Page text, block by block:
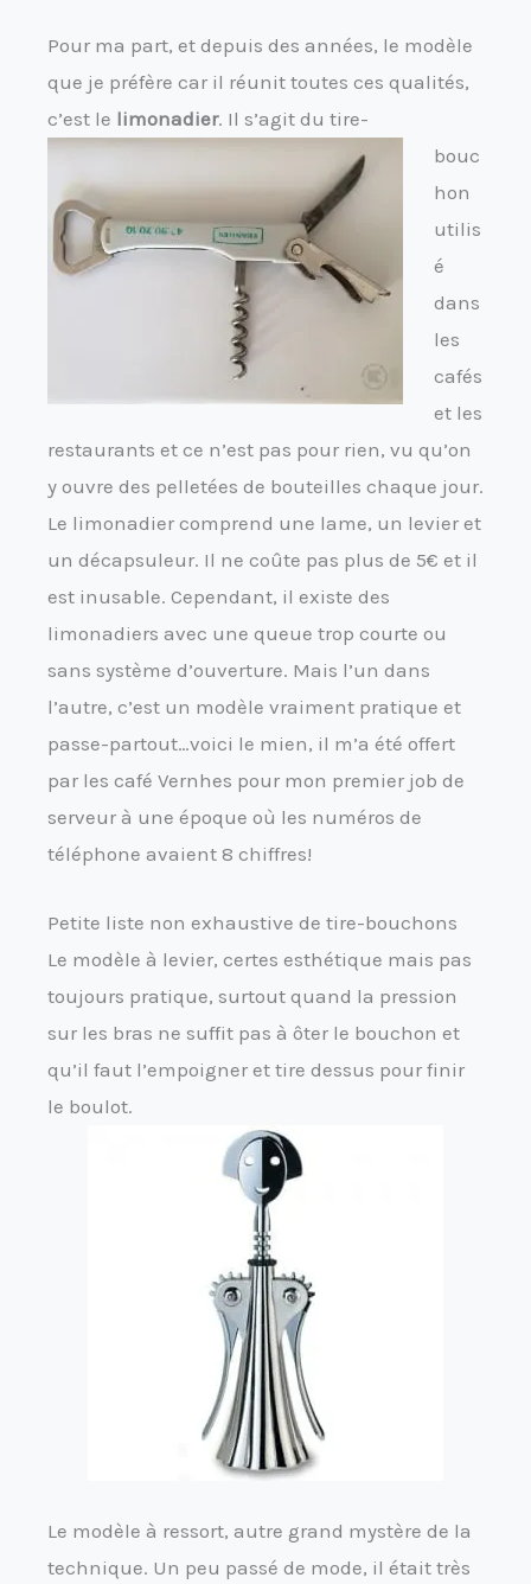
Pour ma part, et depuis des années, le modèle
que je préfère car il réunit toutes ces qualités,
c’est le limonadier. Il s’agit du tire-
bouc
hon
utilis
é
dans
les
cafés
et les
restaurants et ce n’est pas pour rien, vu qu’on
y ouvre des pelletées de bouteilles chaque jour.
Le limonadier comprend une lame, un levier et
un décapsuleur. Il ne coûte pas plus de 5€ et il
est inusable. Cependant, il existe des
limonadiers avec une queue trop courte ou
sans système d’ouverture. Mais l’un dans
l’autre, c’est un modèle vraiment pratique et
passe-partout…voici le mien, il m’a été offert
par les café Vernhes pour mon premier job de
serveur à une époque où les numéros de
téléphone avaient 8 chiffres!
Petite liste non exhaustive de tire-bouchons
Le modèle à levier, certes esthétique mais pas
toujours pratique, surtout quand la pression
sur les bras ne suffit pas à ôter le bouchon et
qu’il faut l’empoigner et tire dessus pour finir
le boulot.
Le modèle à ressort, autre grand mystère de la
technique. Un peu passé de mode, il était très